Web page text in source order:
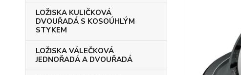
LOŽISKA KULIČKOVÁ
DVOUŘADÁ S KOSOÚHLÝM
STYKEM
LOŽISKA VÁLEČKOVÁ
JEDNOŘADÁ A DVOUŘADÁ